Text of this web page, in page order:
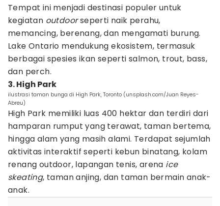
Tempat ini menjadi destinasi populer untuk
kegiatan outdoorseperti naik perahu,
memancing, berenang, dan mengamati burung.
Lake Ontario mendukung ekosistem, termasuk
berbagai spesies ikan seperti salmon, trout, bass,
dan perch.
3. High Park
ilustrasi taman bunga di High Park, Toronto (unsplash.com/Juan Reyes-
Abreu)
High Park memiliki luas 400 hektar dan terdiri dari
hamparan rumput yang terawat, taman bertema,
hingga alam yang masih alami. Terdapat sejumlah
aktivitas interaktif seperti kebun binatang, kolam
renang outdoor, lapangan tenis, arena ice
skeating, taman anjing, dan taman bermain anak-
anak.